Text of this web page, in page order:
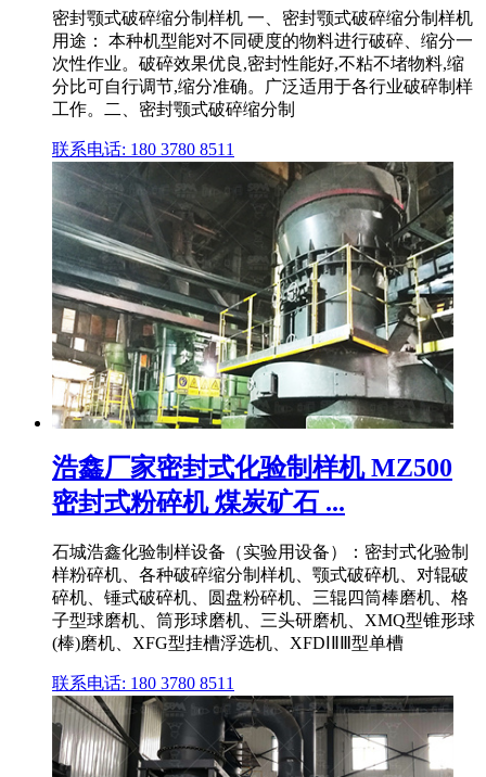
密封颚式破碎缩分制样机 一、密封颚式破碎缩分制样机
用途： 本种机型能对不同硬度的物料进行破碎、缩分一
次性作业。破碎效果优良,密封性能好,不粘不堵物料,缩
分比可自行调节,缩分准确。广泛适用于各行业破碎制样
工作。二、密封颚式破碎缩分制
联系电话: 180 3780 8511
浩鑫厂家密封式化验制样机 MZ500
密封式粉碎机 煤炭矿石 ...
石城浩鑫化验制样设备（实验用设备）：密封式化验制
样粉碎机、各种破碎缩分制样机、颚式破碎机、对辊破
碎机、锤式破碎机、圆盘粉碎机、三辊四筒棒磨机、格
子型球磨机、筒形球磨机、三头研磨机、XMQ型锥形球
(棒)磨机、XFG型挂槽浮选机、XFDⅠⅡⅢ型单槽
联系电话: 180 3780 8511